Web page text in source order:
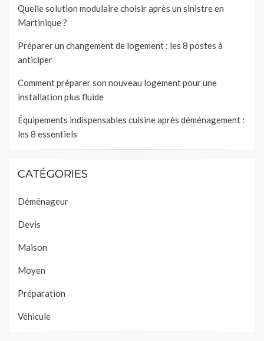
Quelle solution modulaire choisir après un sinistre en
Martinique ?
Préparer un changement de logement : les 8 postes à
anticiper
Comment préparer son nouveau logement pour une
installation plus fluide
Équipements indispensables cuisine après déménagement :
les 8 essentiels
CATÉGORIES
Déménageur
Devis
Maison
Moyen
Préparation
Véhicule